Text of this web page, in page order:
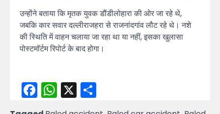
उन्होंने बताया कि मृतक युवक डौंडीलोहारा की ओर जा रहे थे,
जबकि कार सवार दल्लीराजहरा से राजनांदगांव लौट रहे थे। नशे
की स्थिति में वाहन चलाया जा रहा था या नहीं, इसका खुलासा
पोस्टमॉर्टम रिपोर्ट के बाद होगा।
Facebook
WhatsApp
X